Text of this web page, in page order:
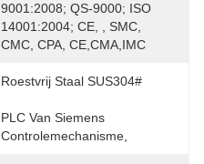
9001:2008; QS-9000; ISO
14001:2004; CE, , SMC,
CMC, CPA, CE,CMA,IMC
Roestvrij Staal SUS304#
PLC Van Siemens
Controlemechanisme,